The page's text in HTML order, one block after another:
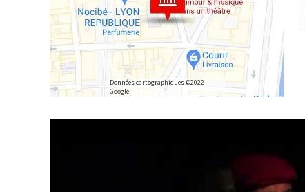
Données cartographiques ©2022
Google